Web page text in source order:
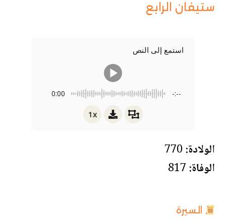
ستيفان الرابع
استمع إلى النص
0:00 -:--
1x
الولادة:
الوفاة:
السيرة